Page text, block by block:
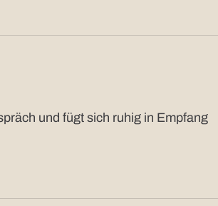
und fügt sich ruhig in Empfang